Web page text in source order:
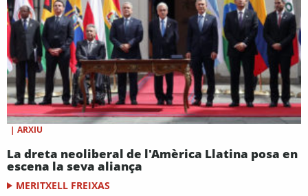
| ARXIU
La dreta neoliberal de l'Amèrica Llatina posa en
escena la seva aliança
MERITXELL FREIXAS